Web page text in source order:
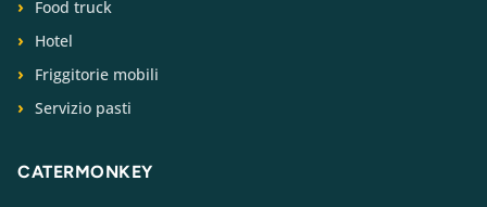
Food truck
Hotel
Friggitorie mobili
Servizio pasti
CATERMONKEY